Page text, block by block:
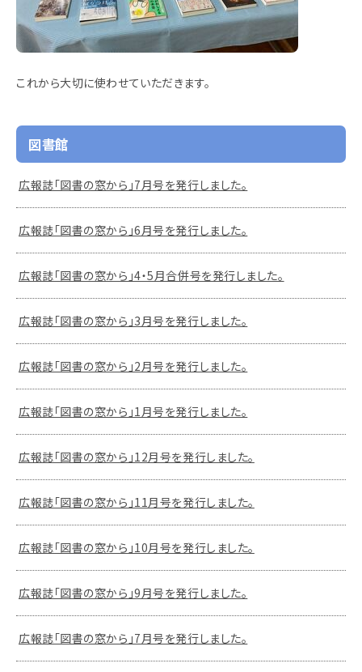
これから大切に使わせていただきます。
図書館
広報誌「図書の窓から」7月号を発行しました。
広報誌「図書の窓から」6月号を発行しました。
広報誌「図書の窓から」4・5月合併号を発行しました。
広報誌「図書の窓から」3月号を発行しました。
広報誌「図書の窓から」2月号を発行しました。
広報誌「図書の窓から」1月号を発行しました。
広報誌「図書の窓から」12月号を発行しました。
広報誌「図書の窓から」11月号を発行しました。
広報誌「図書の窓から」10月号を発行しました。
広報誌「図書の窓から」9月号を発行しました。
広報誌「図書の窓から」7月号を発行しました。